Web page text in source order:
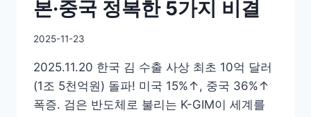
본·중국 정복한 5가지 비결
By
이
슈
2025-11-23
2025.11.20 한국 김 수출 사상 최초 10억 달러
(1조 5천억원) 돌파! 미국 15%↑, 중국 36%↑
폭증. 검은 반도체로 불리는 K-GIM이 세계를